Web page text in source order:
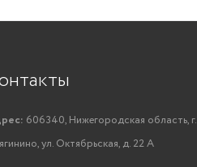
606340, Нижегородская область, г.
ул. Октябрьская, д. 22 А